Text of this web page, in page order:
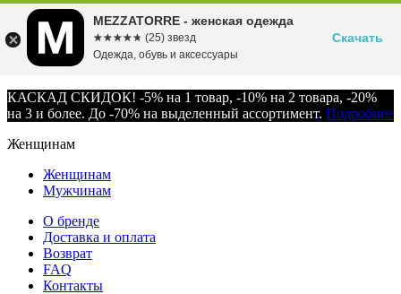
КАСКАД СКИДОК! -5% на 1 товар, -10% на 2 товара, -20%
на 3 и более. До -70% на выделенный ассортимент. Подробнее
Женщинам
Женщинам
Мужчинам
О бренде
Доставка и оплата
Возврат
FAQ
Контакты
MEZZATORRE - женская одежда
☆☆☆☆☆
★★★★★ (25) звезд
Одежда, обувь и аксессуары
Скачать